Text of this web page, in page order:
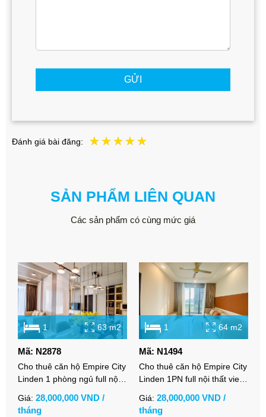
GỬI
Đánh giá bài đăng:
SẢN PHẨM LIÊN QUAN
Các sản phẩm có cùng mức giá
1 63 m2
Mã: N2878
Cho thuê căn hộ Empire City
Linden 1 phòng ngủ full nội
Giá: 28,000,000 VND /
tháng
1 64 m2
Mã: N1494
Cho thuê căn hộ Empire City
Linden 1PN full nội thất view
Giá: 28,000,000 VND /
tháng